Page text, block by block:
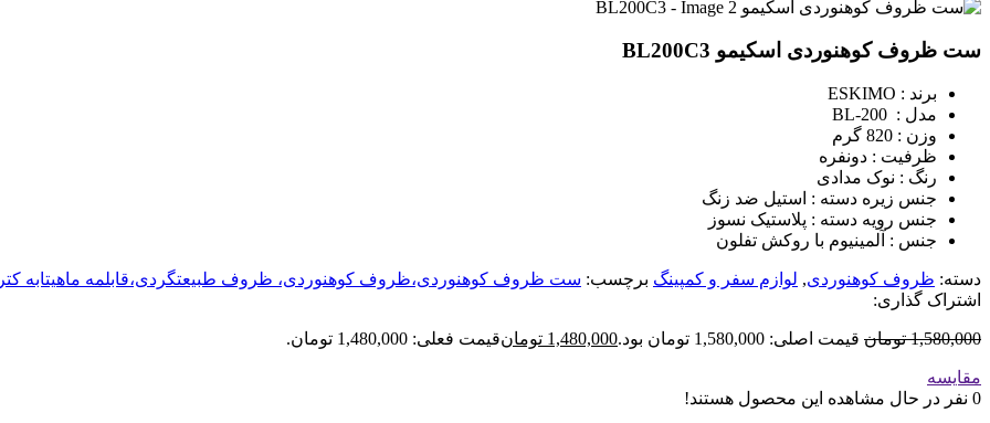
ست ظروف کوهنوردی اسکیمو BL200C3
برند : ESKIMO
مدل : BL-200
وزن : 820 گرم
ظرفیت : دونفره
رنگ : نوک مدادی
جنس زیره دسته : استیل ضد زنگ
جنس رویه دسته : پلاستیک نسوز
جنس : آلمینیوم با روکش تفلون
دسته: ظروف کوهنوردی, لوازم سفر و کمپینگ برچسب: ست ظروف کوهنوردی،ظروف کوهنوردی، ظروف طبیعتگردی،قابلمه ماهیتابه
اشتراک گذاری:
1,580,000 تومان قیمت اصلی: 1,580,000 تومان بود. 1,480,000 تومانقیمت فعلی: 1,480,000 تومان.
مقایسه
0 نفر در حال مشاهده این محصول هستند!